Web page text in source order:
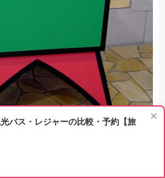
×
バス・レジャーの比較・予約【旅